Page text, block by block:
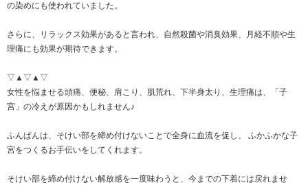
の染めにも使われていました。
さらに、リラックス効果があると言われ、自然殺菌や消臭効果、月経不順や生
理痛にも効果が期待できます。
▽▲▽▲▽
女性を悩ませる頭痛、便秘、肩こり、肌荒れ、下半身太り、生理痛は、「子
宮」の冷えが原因かもしれません♪
ふんぱんは、そけい部を締め付けないことで全身に血流を促し、 ふかふかな子
宮をつくるお手伝いをしてくれます。
そけい部を締め付けない解放感を一度味わうと、今までの下着には戻れませ